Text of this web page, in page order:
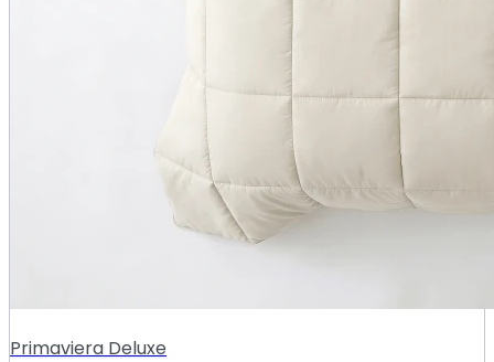
Primaviera Deluxe